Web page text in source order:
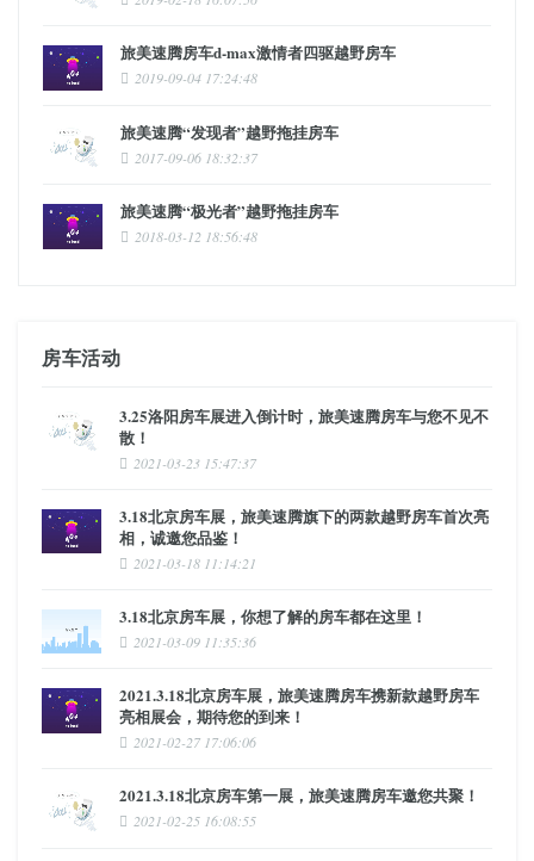
旅美速腾房车d-max激情者四驱越野房车
2019-09-04 17:24:48
旅美速腾“发现者”越野拖挂房车
2017-09-06 18:32:37
旅美速腾“极光者”越野拖挂房车
2018-03-12 18:56:48
房车活动
3.25洛阳房车展进入倒计时，旅美速腾房车与您不见不
散！
2021-03-23 15:47:37
3.18北京房车展，旅美速腾旗下的两款越野房车首次亮
相，诚邀您品鉴！
2021-03-18 11:14:21
3.18北京房车展，你想了解的房车都在这里！
2021-03-09 11:35:36
2021.3.18北京房车展，旅美速腾房车携新款越野房车
亮相展会，期待您的到来！
2021-02-27 17:06:06
2021.3.18北京房车第一展，旅美速腾房车邀您共聚！
2021-02-25 16:08:55